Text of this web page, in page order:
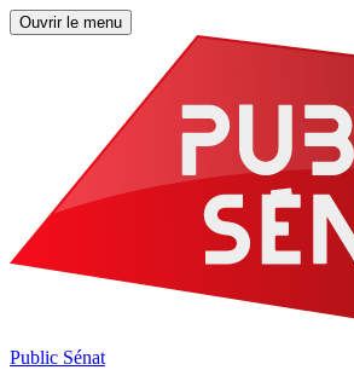
Ouvrir le menu
Public Sénat